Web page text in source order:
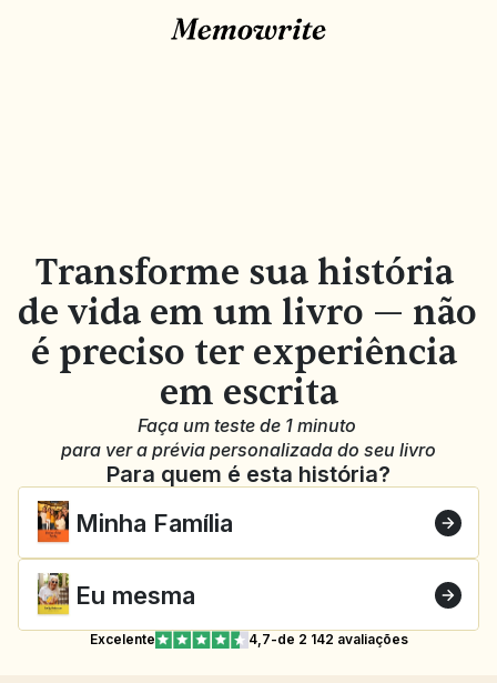
Transforme sua história
de vida em um livro — não
é preciso ter experiência
em escrita
Faça um teste de 1 minuto
para ver a prévia personalizada do seu livro
Para quem é esta história?
Minha Família
Eu mesma
Excelente 4,7-de 2 142 avaliações